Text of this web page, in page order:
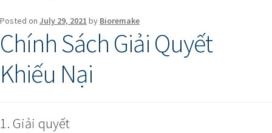
Posted on July 29, 2021 by Bioremake
Chính Sách Giải Quyết
Khiếu Nại
1. Giải quyết